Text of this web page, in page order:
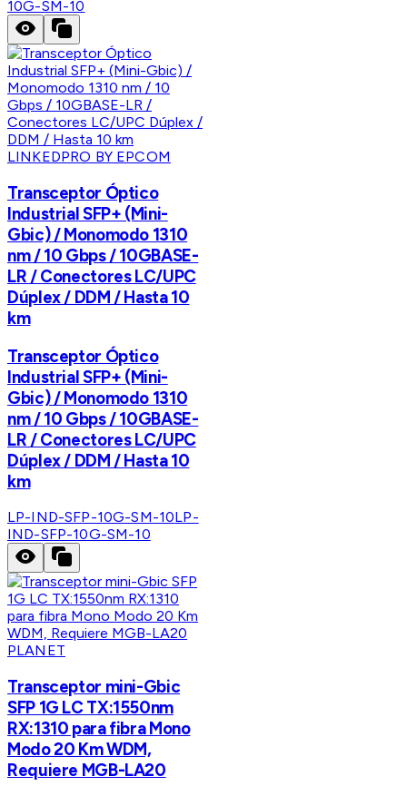
10G-SM-10
LINKEDPRO BY EPCOM
Transceptor Óptico
Industrial SFP+ (Mini-
Gbic) / Monomodo 1310
nm / 10 Gbps / 10GBASE-
LR / Conectores LC/UPC
Dúplex / DDM / Hasta 10
km
Transceptor Óptico
Industrial SFP+ (Mini-
Gbic) / Monomodo 1310
nm / 10 Gbps / 10GBASE-
LR / Conectores LC/UPC
Dúplex / DDM / Hasta 10
km
LP-IND-SFP-10G-SM-10LP-
IND-SFP-10G-SM-10
PLANET
Transceptor mini-Gbic
SFP 1G LC TX:1550nm
RX:1310 para fibra Mono
Modo 20 Km WDM,
Requiere MGB-LA20